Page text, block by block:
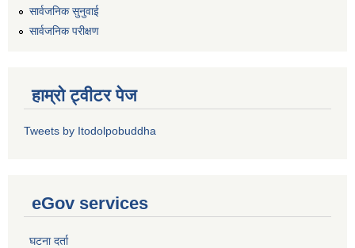
सार्वजनिक सुनुवाई
सार्वजनिक परीक्षण
हाम्रो ट्वीटर पेज
Tweets by Itodolpobuddha
eGov services
घटना दर्ता